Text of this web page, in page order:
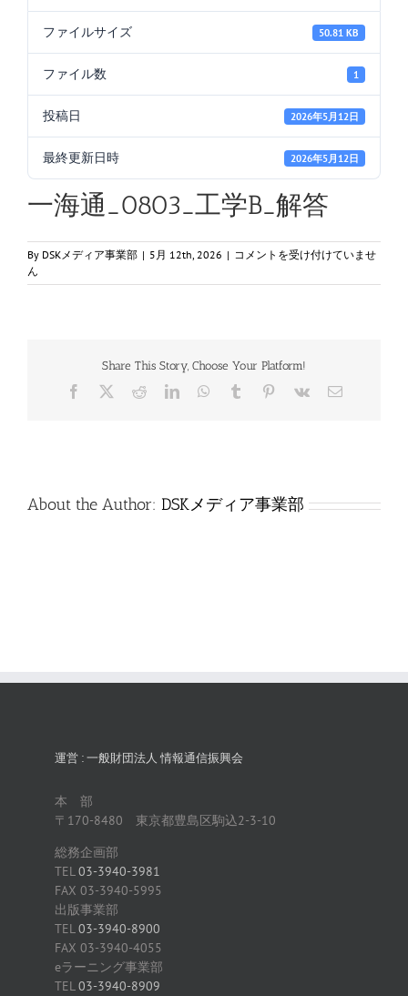
ファイルサイズ 50.81 KB
ファイル数 1
投稿日 2026年5月12日
最終更新日時 2026年5月12日
一海通_0803_工学B_解答
By DSKメディア事業部 | 5月 12th, 2026 | 一
通
解
答
は
コメントを受け付けていませ
ん
Share This Story, Choose Your Platform!
Facebook RedditLinkedInWhatsApp
Tumblr Pinterest
Vk
電
About the Author: DSKメディア事業部
運営 : 一般財団法人 情報通信振興会
本 部
〒170-8480 東京都豊島区駒込2-3-10
総務企画部
TEL03-3940-3981
FAX 03-3940-5995
出版事業部
TEL03-3940-8900
FAX 03-3940-4055
eラーニング事業部
TEL03-3940-8909